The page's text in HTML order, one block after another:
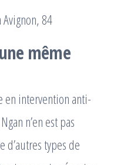
même
en intervention anti-
n’en est pas
d’autres types de